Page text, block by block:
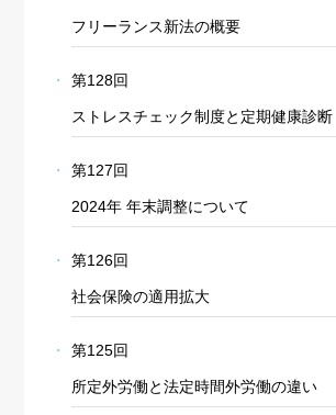
フリーランス新法の概要
第128回
ストレスチェック制度と定期健康診断
第127回
2024年 年末調整について
第126回
社会保険の適用拡大
第125回
所定外労働と法定時間外労働の違い